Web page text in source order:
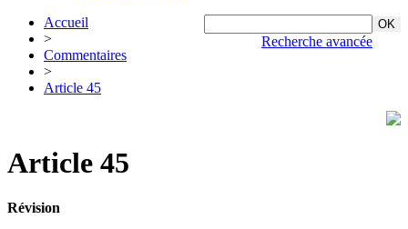
Recherche avancée
Accueil
>
Commentaires
>
Article 45
Article 45
Révision